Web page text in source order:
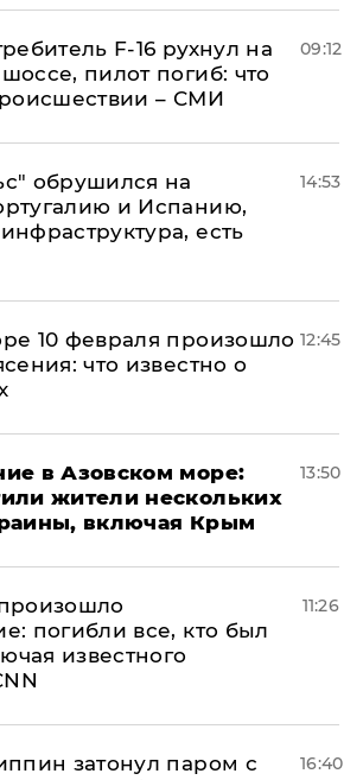
F-16 рухнул на
пилот погиб: что
– СМИ
09:12
обрушился на
и Испанию,
есть
14:53
10 февраля произошло
что известно о
12:45
в Азовском море:
жители нескольких
включая Крым
13:50
погибли все, кто был
известного
11:26
затонул паром с
16:40